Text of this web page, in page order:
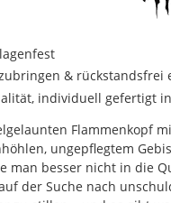
& rückstandsfrei
individuell gefertigt
Flammenkopf
ungepflegtem
man besser nicht in die
der Suche nach